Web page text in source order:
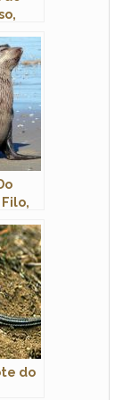
do